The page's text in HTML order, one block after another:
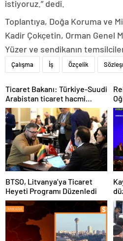
istiyoruz.” dedi.
Toplantıya, Doğa Koruma ve
Kadir Çokçetin, Orman Genel
Yüzer ve sendikanın
Çalışma İş Özçelik
Ticaret Bakanı: Türkiye-Suudi
Arabistan ticaret hacmi
artacak
BTSO, Litvanya’ya Ticaret
Heyeti Programı Düzenledi